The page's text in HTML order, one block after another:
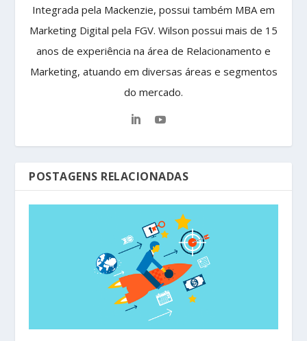
Integrada pela Mackenzie, possui também MBA em
Marketing Digital pela FGV. Wilson possui mais de 15
anos de experiência na área de Relacionamento e
Marketing, atuando em diversas áreas e segmentos
do mercado.
POSTAGENS RELACIONADAS